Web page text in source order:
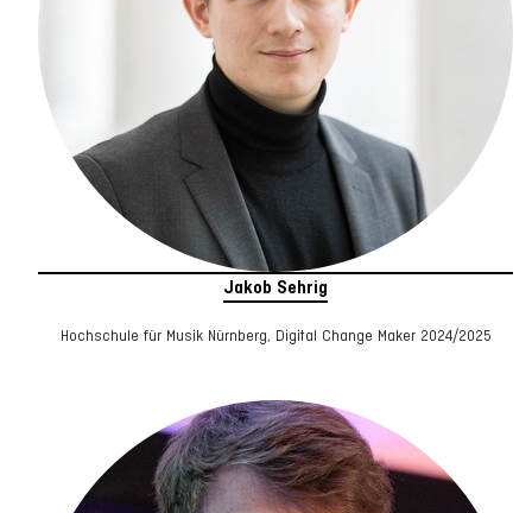
Jakob Sehrig
Hochschule für Musik Nürnberg, Digital Change Maker 2024/2025